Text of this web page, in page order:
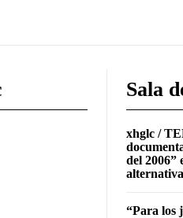
página
producto
Sala
xhglc /
del 2006”
“Para los